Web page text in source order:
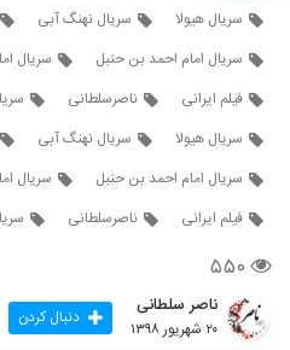
15
سریال (
16
۱۴۲ بازدید
سریال
18
سریال
۱۱۶ بازدید
سریال هیولا
سریال نهنگ آبی
سریال امام احمد بن حنبل
سریال
فیلم ایرانی
ناصرسلطانی
سریال هیولا
سریال نهنگ آبی
سریال امام احمد بن حنبل
سریال
فیلم ایرانی
ناصرسلطانی
۵۵۰
ناصر سلطانی
۲۰ شهریور ۱۳۹۸ دنبال کردن